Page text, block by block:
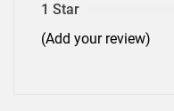
1 Star
(Add your review)